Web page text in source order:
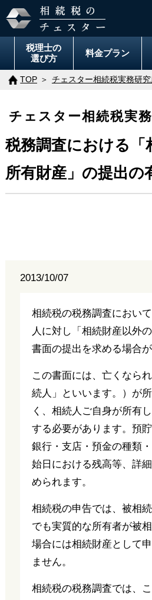
税理士の
選び方
料金プラン
TOP チェスター相続税実務研
チェスター相続税実
税務調査における「
所有財産」の提出の
2013/10/07
相続税の税務調査におい
人に対し「相続財産以外
書面の提出を求める場合が
この書面には、亡くなら
続人」といいます。）が
く、相続人ご自身が所有
する必要があります。預
銀行・支店・預金の種類
始日における残高等、詳
められます。
相続税の申告では、被相
でも実質的な所有者が被
場合には相続財産として
ません。
相続税の税務調査では、